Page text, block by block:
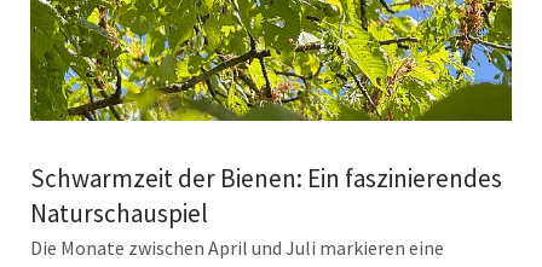
Schwarmzeit der Bienen: Ein faszinierendes
Naturschauspiel
Die Monate zwischen April und Juli markieren eine